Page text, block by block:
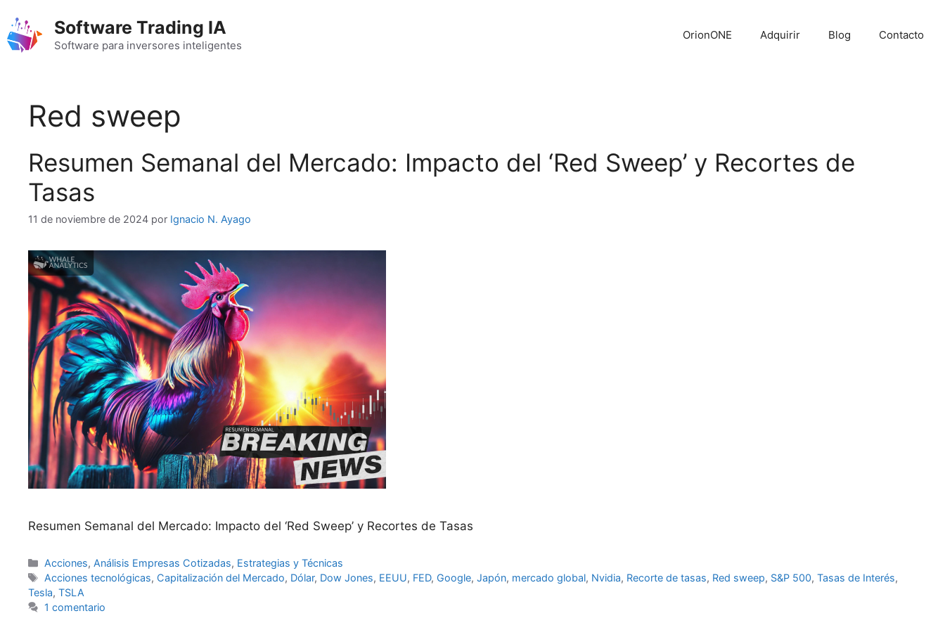
contenido
Software Trading IA
Software para inversores inteligentes
OrionONE Adquirir Blog Contacto
Red sweep
Resumen Semanal del Mercado: Impacto del ‘Red Sweep’ y Recortes de
Tasas
11 de noviembre de 2024 por Ignacio N. Ayago
Resumen Semanal del Mercado: Impacto del ‘Red Sweep’ y Recortes de Tasas
Categorías
Acciones, Análisis Empresas Cotizadas, Estrategias y Técnicas
Etiquetas
Acciones tecnológicas, Capitalización del Mercado, Dólar, Dow Jones, EEUU, FED, Google,Japón, mercado global, Nvidia, Recorte de tasas, Red sweep, S&P 500,Tasas de Interés,
Tesla, TSLA
1 comentario